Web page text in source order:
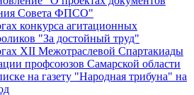
Совета ФПСО"
конкурса агитационных
"За достойный труд"
XII Межотраслевой Спартакиады
профсоюзов Самарской области
на газету "Народная трибуна" на